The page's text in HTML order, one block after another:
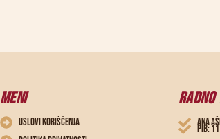
MENI
Uslovi korišćenja
ANA
PIB: